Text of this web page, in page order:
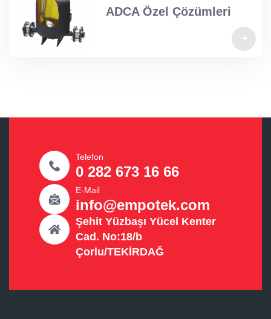
ADCA Özel Çözümleri
Telefon
0 282 673 16 66
E-Mail
info@empotek.com
Şehit Yüzbaşı Yücel Kenter
Cad. No:18/b
Çorlu/TEKİRDAĞ